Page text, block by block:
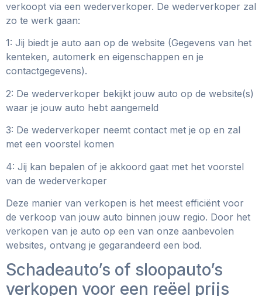
verkoopt via een wederverkoper. De wederverkoper zal
zo te werk gaan:
1: Jij biedt je auto aan op de website (Gegevens van het
kenteken, automerk en eigenschappen en je
contactgegevens).
2: De wederverkoper bekijkt jouw auto op de website(s)
waar je jouw auto hebt aangemeld
3: De wederverkoper neemt contact met je op en zal
met een voorstel komen
4: Jij kan bepalen of je akkoord gaat met het voorstel
van de wederverkoper
Deze manier van verkopen is het meest efficiënt voor
de verkoop van jouw auto binnen jouw regio. Door het
verkopen van je auto op een van onze aanbevolen
websites, ontvang je gegarandeerd een bod.
Schadeauto’s of sloopauto’s
verkopen voor een reëel prijs